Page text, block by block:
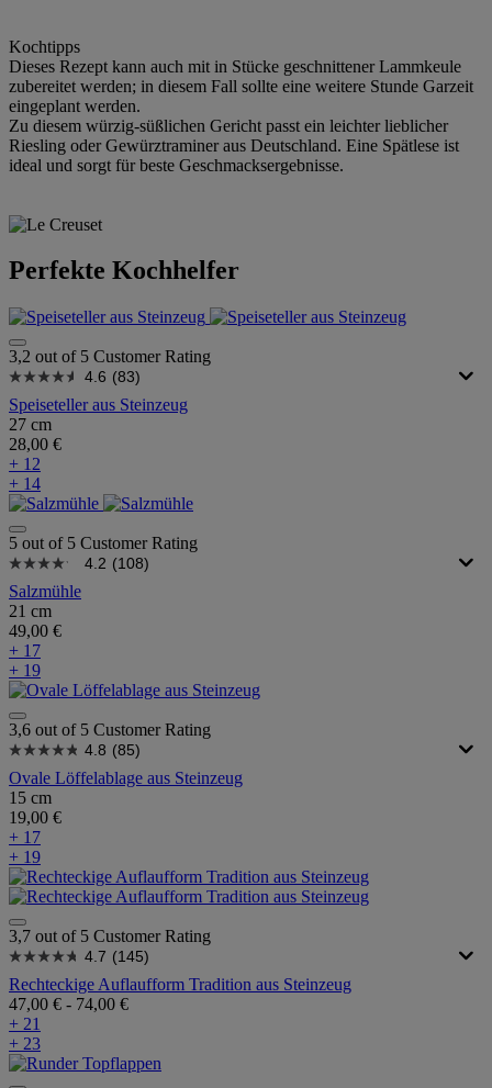
Kochtipps
Dieses Rezept kann auch mit in Stücke geschnittener Lammkeule
zubereitet werden; in diesem Fall sollte eine weitere Stunde Garzeit
eingeplant werden.
Zu diesem würzig-süßlichen Gericht passt ein leichter lieblicher
Riesling oder Gewürztraminer aus Deutschland. Eine Spätlese ist
ideal und sorgt für beste Geschmacksergebnisse.
Perfekte Kochhelfer
3,2 out of 5 Customer Rating
4.6 (83)
Speiseteller aus Steinzeug
27 cm
28,00 €
+ 12
+ 14
5 out of 5 Customer Rating
4.2 (108)
Salzmühle
21 cm
49,00 €
+ 17
+ 19
3,6 out of 5 Customer Rating
4.8 (85)
Ovale Löffelablage aus Steinzeug
15 cm
19,00 €
+ 17
+ 19
3,7 out of 5 Customer Rating
4.7 (145)
Rechteckige Auflaufform Tradition aus Steinzeug
47,00 € - 74,00 €
+ 21
+ 23